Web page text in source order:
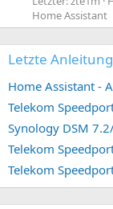
Home Assistant
Letzte
Home Assistant -
Telekom
Telekom
Telekom